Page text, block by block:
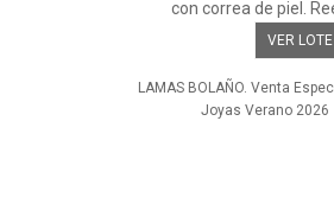
con correa de piel.
VER LOTE
LAMAS BOLAÑO. Venta
Joyas Verano 2026